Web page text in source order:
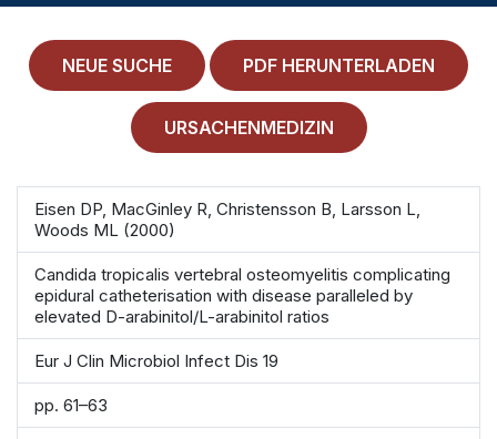
ALLGEMEINE GESCHÄFTSBEDINGUNGEN
NORMAMED SERVICE
10117 Berlin
49 30 212 34 36 300
service@normamed.com
NEUE SUCHE PDF HERUNTERLADEN
URSACHENMEDIZIN
Eisen DP, MacGinley R, Christensson B, Larsson L,
Woods ML (2000)
Candida tropicalis vertebral osteomyelitis complicating
epidural catheterisation with disease paralleled by
elevated D-arabinitol/L-arabinitol ratios
Eur J Clin Microbiol Infect Dis 19
pp. 61–63